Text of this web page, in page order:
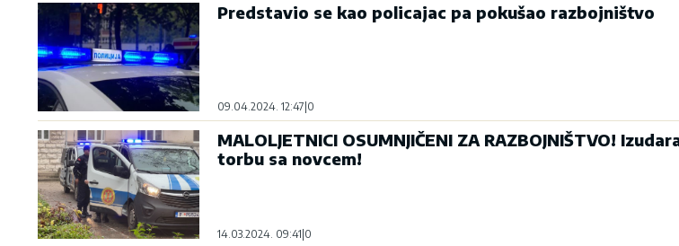
Predstavio se kao policajac pa pokušao razbojništvo
09.04.2024. 12:47 0
MALOLJETNICI OSUMNJIČENI ZA RAZBOJNIŠTVO!
torbu sa novcem!
14.03.2024. 09:41|0